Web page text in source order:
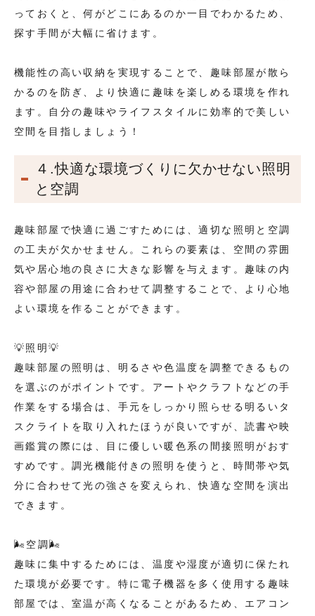
っておくと、何がどこにあるのか一目でわかるため、
探す手間が大幅に省けます。
機能性の高い収納を実現することで、趣味部屋が散ら
かるのを防ぎ、より快適に趣味を楽しめる環境を作れ
ます。自分の趣味やライフスタイルに効率的で美しい
空間を目指しましょう！
４.快適な環境づくりに欠かせない照明
と空調
趣味部屋で快適に過ごすためには、適切な照明と空調
の工夫が欠かせません。これらの要素は、空間の雰囲
気や居心地の良さに大きな影響を与えます。趣味の内
容や部屋の用途に合わせて調整することで、より心地
よい環境を作ることができます。
💡照明💡
趣味部屋の照明は、明るさや色温度を調整できるもの
を選ぶのがポイントです。アートやクラフトなどの手
作業をする場合は、手元をしっかり照らせる明るいタ
スクライトを取り入れたほうが良いですが、読書や映
画鑑賞の際には、目に優しい暖色系の間接照明がおす
すめです。調光機能付きの照明を使うと、時間帯や気
分に合わせて光の強さを変えられ、快適な空間を演出
できます。
🌬️空調🌬️
趣味に集中するためには、温度や湿度が適切に保たれ
た環境が必要です。特に電子機器を多く使用する趣味
部屋では、室温が高くなることがあるため、エアコン